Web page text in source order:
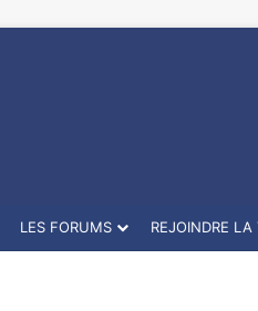
LES FORUMS REJOINDRE LA